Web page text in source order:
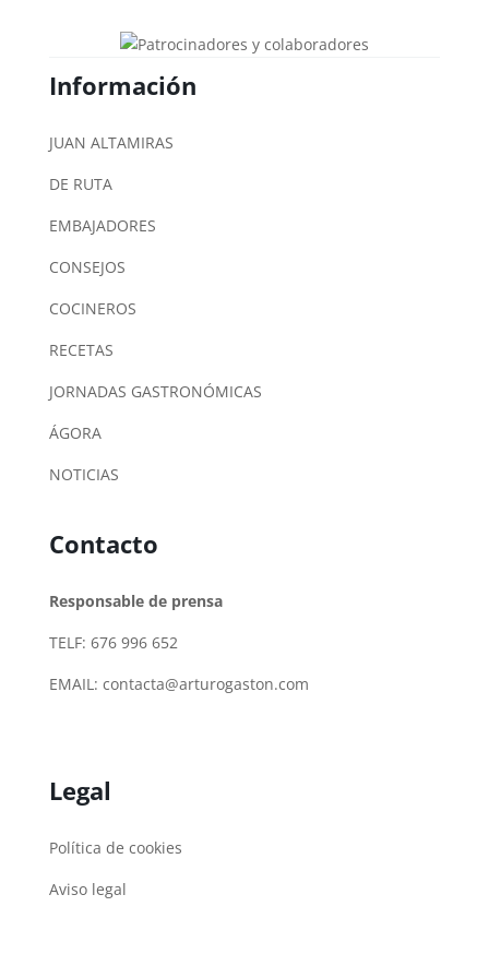
Información
JUAN ALTAMIRAS
DE RUTA
EMBAJADORES
CONSEJOS
COCINEROS
RECETAS
JORNADAS GASTRONÓMICAS
ÁGORA
NOTICIAS
Contacto
Responsable de prensa
TELF: 676 996 652
EMAIL: contacta@arturogaston.com
Legal
Política de cookies
Aviso legal